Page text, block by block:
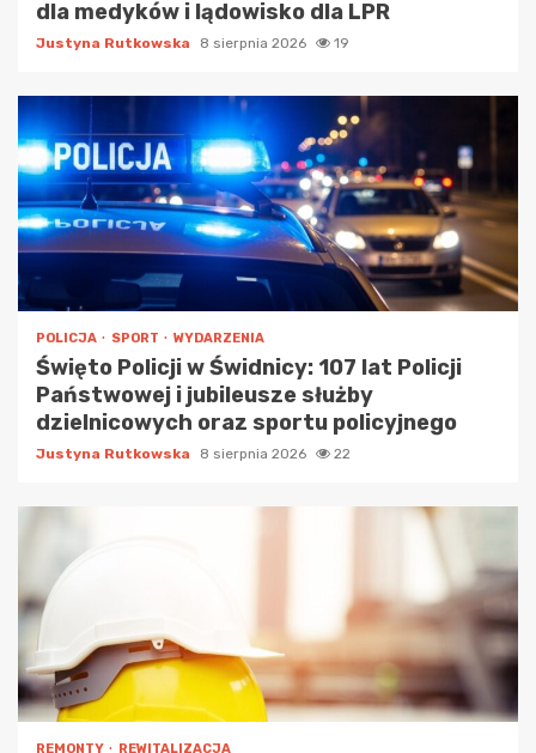
dla medyków i lądowisko dla LPR
Justyna Rutkowska 8 sierpnia 2026 19
POLICJA SPORT WYDARZENIA
Święto Policji w Świdnicy: 107 lat Policji
Państwowej i jubileusze służby
dzielnicowych oraz sportu policyjnego
Justyna Rutkowska 8 sierpnia 2026 22
REMONTY REWITALIZACJA